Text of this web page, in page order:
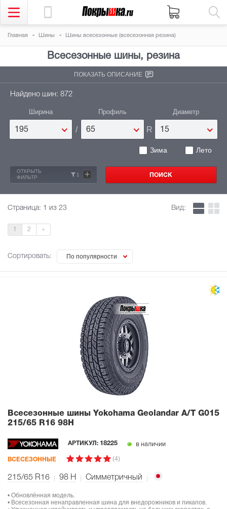
Главная Шины Шины всесезонные (всесезонная резина)
Всесезонные шины, резина
ПОКАЗАТЬ ОПИСАНИЕ
Найдено шин: 872
Ширина
195 /
Профиль
65 R
Диаметр
15
Зима Лето
ОТКРЫТЬ
ФИЛЬТР
1 +
Страница: 1 из 23
1 2 »
Сортировать: По популярности
Вид:
Всесезонные шины Yokohama Geolandar A/T G015
215/65 R16 98H
АРТИКУЛ: 18225 в наличии
ВСЕСЕЗОННЫЕ (4)
215/65 R16 98 H Симметричный
• Обновлённая модель.
• Всесезонная ненаправленная шина для внедорожников и пикапов.